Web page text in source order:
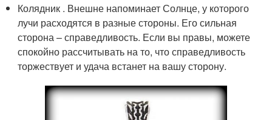
Колядник . Внешне напоминает Солнце, у которого
лучи расходятся в разные стороны. Его сильная
сторона – справедливость. Если вы правы, можете
спокойно рассчитывать на то, что справедливость
торжествует и удача встанет на вашу сторону.